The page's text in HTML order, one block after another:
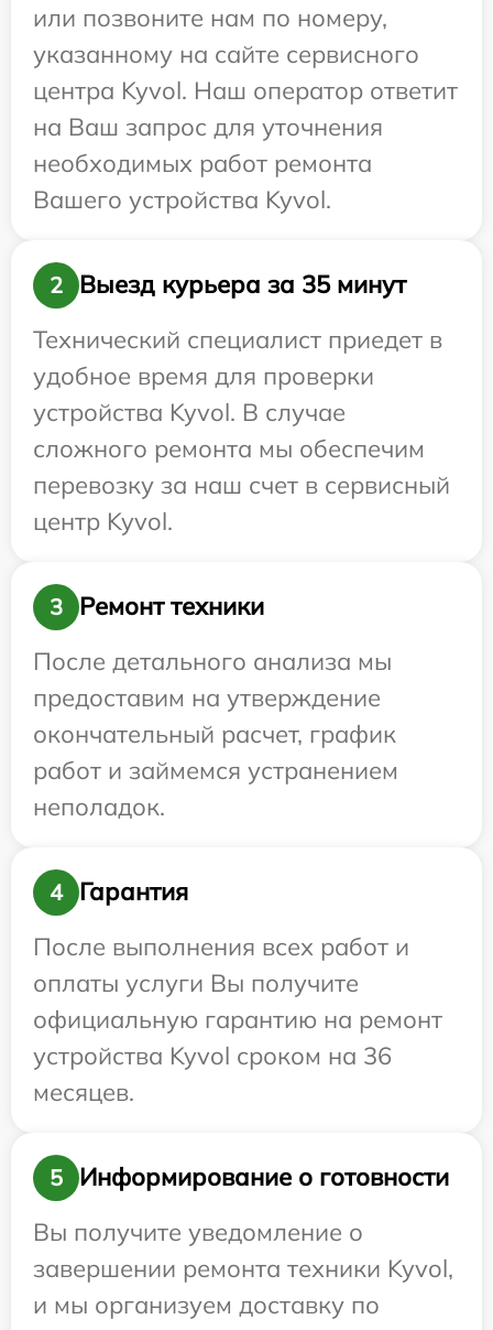
или позвоните нам по номеру,
указанному на сайте сервисного
центра Kyvol. Наш оператор ответит
на Ваш запрос для уточнения
необходимых работ ремонта
Вашего устройства Kyvol.
2
Выезд курьера за 35 минут
Технический специалист приедет в
удобное время для проверки
устройства Kyvol. В случае
сложного ремонта мы обеспечим
перевозку за наш счет в сервисный
центр Kyvol.
3
Ремонт техники
После детального анализа мы
предоставим на утверждение
окончательный расчет, график
работ и займемся устранением
неполадок.
4
Гарантия
После выполнения всех работ и
оплаты услуги Вы получите
официальную гарантию на ремонт
устройства Kyvol сроком на 36
месяцев.
5
Информирование о готовности
Вы получите уведомление о
завершении ремонта техники Kyvol,
и мы организуем доставку по